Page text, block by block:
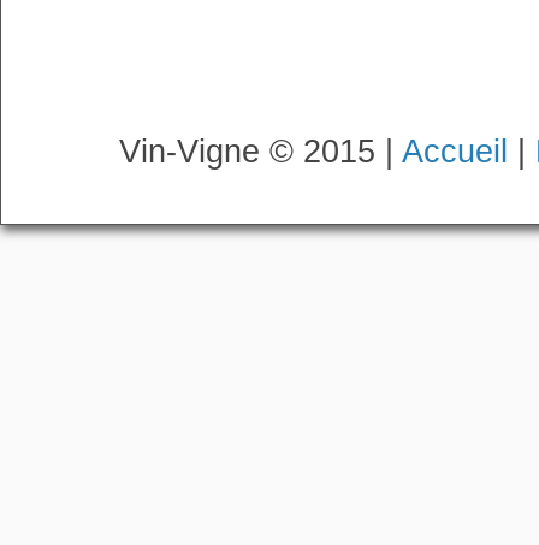
Vin-Vigne © 2015 | Accueil